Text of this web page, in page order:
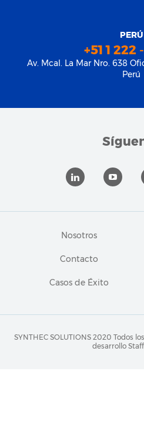
PERÚ
+51 1 222
Av. Mcal. La Mar Nro. 638
Perú
Nosotros
Contacto
Casos de Éxito
SYNTHEC SOLUTIONS 2020 Todos
desarrollo